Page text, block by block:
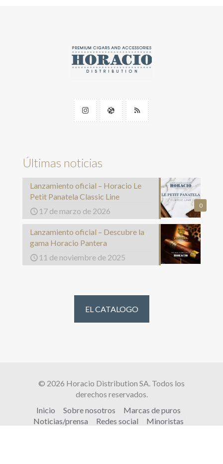
Últimas noticias
0
Lanzamiento oficial – Horacio Le
Petit Panatela Classic Line
17 de marzo de 2026
Lanzamiento oficial – Descubre la
gama Horacio Pantera
11 de noviembre de 2025
EL CATALOGO
© 2026 Horacio Distribution SA. Todos los
derechos reservados.
Inicio
Sobre nosotros
Marcas de puros
Noticias/prensa
Redes social
Minoristas